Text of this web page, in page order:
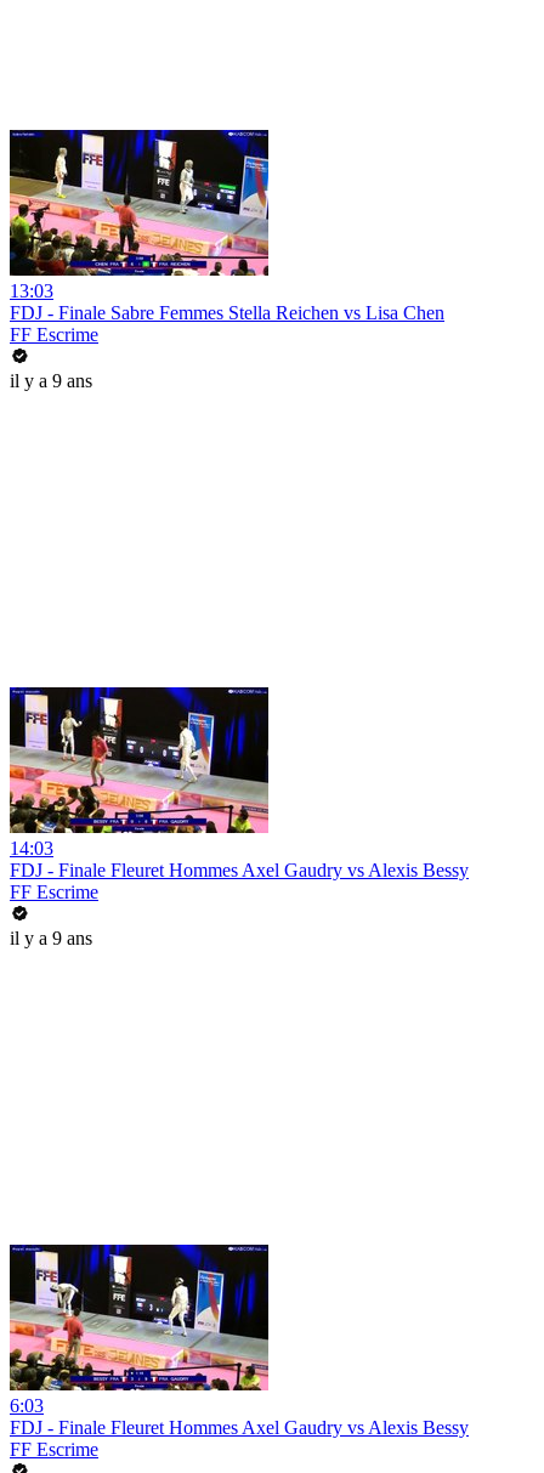
13:03
FDJ - Finale Sabre Femmes Stella Reichen vs Lisa Chen
FF Escrime
il y a 9 ans
14:03
FDJ - Finale Fleuret Hommes Axel Gaudry vs Alexis Bessy
FF Escrime
il y a 9 ans
6:03
FDJ - Finale Fleuret Hommes Axel Gaudry vs Alexis Bessy
FF Escrime